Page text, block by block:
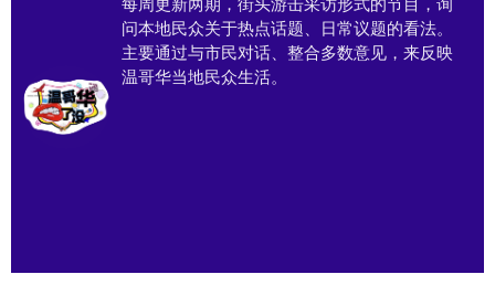
每周更新两期，街头游击采访形式的节目，询
问本地民众关于热点话题、日常议题的看法。
主要通过与市民对话、整合多数意见，来反映
温哥华当地民众生活。